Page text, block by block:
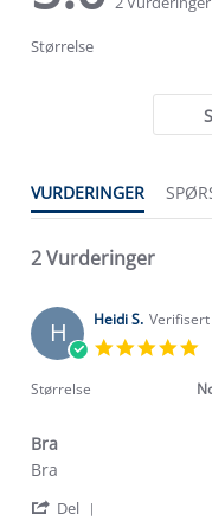
rating
Størrelse
VURDERINGER
2 Vurderinger
H Heidi S. Verifisert
Størrelse
Bra
Review
Heidi
review
Bra
Bra
Del